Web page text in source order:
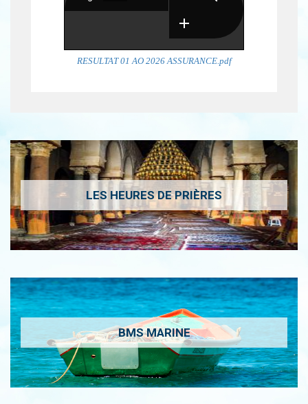
RESULTAT 01 AO 2026 ASSURANCE.pdf
LES HEURES DE PRIÈRES
BMS MARINE